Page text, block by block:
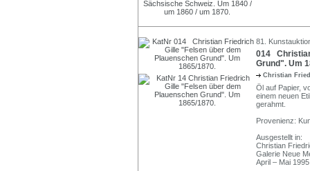
81.
014
Grund". Um
Christian
Öl auf Papier,
einem neuen
gerahmt.
Provenienz:
Ausgestellt in:
Christian
Galerie Neue
April – Mai